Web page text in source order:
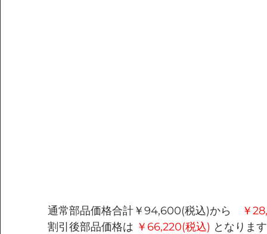
通常部品価格合計￥94,600(税込)から
￥
割引後部品価格は ￥66,220(税込) となりま